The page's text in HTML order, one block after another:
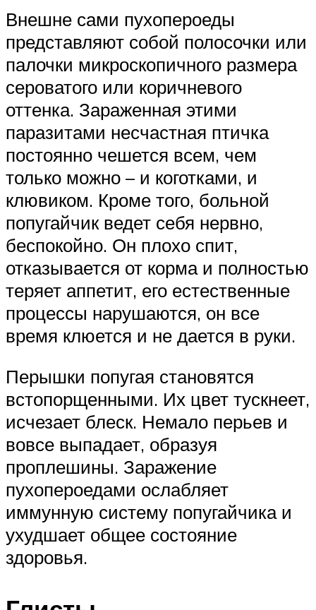
Внешне сами пухопероеды
представляют собой полосочки или
палочки микроскопичного размера
сероватого или коричневого
оттенка. Зараженная этими
паразитами несчастная птичка
постоянно чешется всем, чем
только можно – и коготками, и
клювиком. Кроме того, больной
попугайчик ведет себя нервно,
беспокойно. Он плохо спит,
отказывается от корма и полностью
теряет аппетит, его естественные
процессы нарушаются, он все
время клюется и не дается в руки.
Перышки попугая становятся
встопорщенными. Их цвет тускнеет,
исчезает блеск. Немало перьев и
вовсе выпадает, образуя
проплешины. Заражение
пухопероедами ослабляет
иммунную систему попугайчика и
ухудшает общее состояние
здоровья.